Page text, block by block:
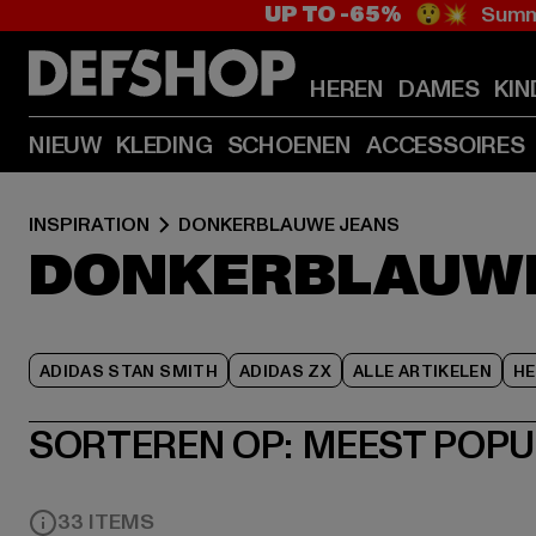
UP TO -65% 😲💥
HEREN DAMES
NIEUW KLEDING SCHOENEN ACCESSOIRES
INSPIRATION DONKERBLAUWE JEANS
ADIDAS STAN SMITH ADIDAS ZX ALLE ARTIKELEN
SORTEREN OP: MEEST
33 ITEMS